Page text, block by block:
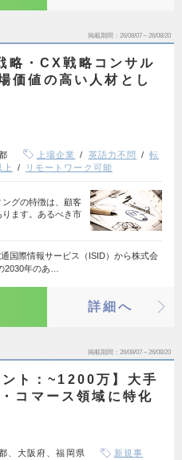
掲載期間 26/08/07～26/08/20
略・CX戦略コンサル
価値の高い人材とし
上場企業 英語力不問
転
上 リモートワーク可能
グの特徴は、顧客
ます。あるべき市
国際情報サービス（ISID）から株式会
2030年のあ…
詳細へ
掲載期間 26/08/07～26/08/20
ント：~1200万】大手
コマース領域に特化
、大阪府、福岡県
新規事